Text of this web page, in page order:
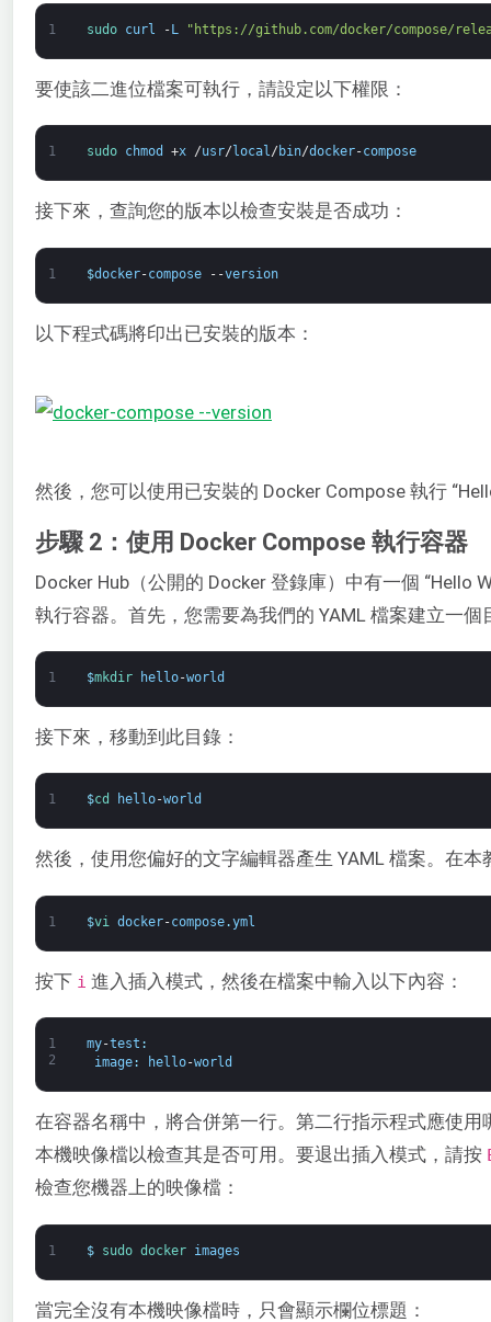
1 sudo curl -L "https://github.com/docker/compose/
要使該二進位檔案可執行，請設定以下權限：
1 sudo chmod +x /usr/ local/ bin/docker-compose
接下來，查詢您的版本以檢查安裝是否成功：
1 $docker-compose --version
以下程式碼將印出已安裝的版本：
然後，您可以使用已安裝的 Docker Compose 執行
步驟 2：使用 Docker Compose 執行容器
Docker Hub（公開的 Docker 登錄庫）中有一個
執行容器。首先，您需要為我們的 YAML 檔案建立一個
1 $mkdir hello-world
接下來，移動到此目錄：
1 $cd hello-world
然後，使用您偏好的文字編輯器產生 YAML 檔案。在
1 $vi docker-compose.yml
按下 i 進入插入模式，然後在檔案中輸入以下內容：
1
2
my-test :
image: hello-world
在容器名稱中，將合併第一行。第二行指示程式應使用
本機映像檔以檢查其是否可用。要退出插入模式，請按
檢查您機器上的映像檔：
1 $ sudo docker images
當完全沒有本機映像檔時，只會顯示欄位標題：